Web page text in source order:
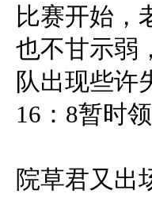
比赛开始，
也不甘示弱
队出现些许
16：8暂时
院草君又出